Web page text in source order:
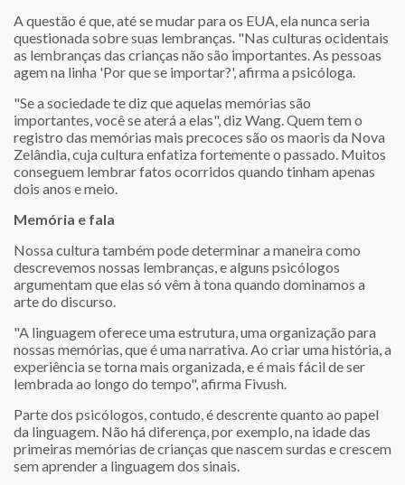
A questão é que, até se mudar para os EUA, ela nunca seria
questionada sobre suas lembranças. "Nas culturas ocidentais
as lembranças das crianças não são importantes. As pessoas
agem na linha 'Por que se importar?', afirma a psicóloga.
"Se a sociedade te diz que aquelas memórias são
importantes, você se aterá a elas", diz Wang. Quem tem o
registro das memórias mais precoces são os maoris da Nova
Zelândia, cuja cultura enfatiza fortemente o passado. Muitos
conseguem lembrar fatos ocorridos quando tinham apenas
dois anos e meio.
Memória e fala
Nossa cultura também pode determinar a maneira como
descrevemos nossas lembranças, e alguns psicólogos
argumentam que elas só vêm à tona quando dominamos a
arte do discurso.
"A linguagem oferece uma estrutura, uma organização para
nossas memórias, que é uma narrativa. Ao criar uma história, a
experiência se torna mais organizada, e é mais fácil de ser
lembrada ao longo do tempo", afirma Fivush.
Parte dos psicólogos, contudo, é descrente quanto ao papel
da linguagem. Não há diferença, por exemplo, na idade das
primeiras memórias de crianças que nascem surdas e crescem
sem aprender a linguagem dos sinais.